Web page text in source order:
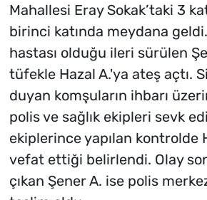
Mahallesi Eray Sokak’taki 3
birinci katında meydana
hastası olduğu ileri sürülen
tüfekle Hazal A.'ya ateş açtı.
duyan komşuların ihbarı
polis ve sağlık ekipleri sevk
ekiplerince yapılan kontrolde
vefat ettiği belirlendi. Olay
çıkan Şener A. ise polis